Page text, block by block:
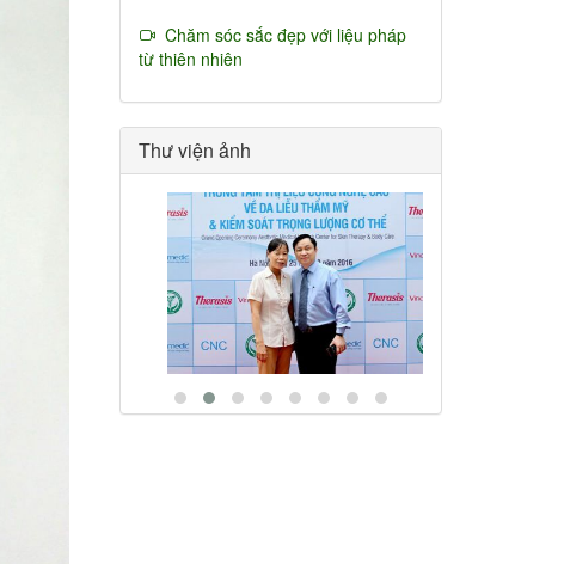
Chăm sóc sắc đẹp với liệu pháp
từ thiên nhiên
Thư viện ảnh